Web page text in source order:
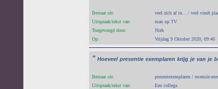
Bestaat uit:
veel zich af in... / veel vindt
Uitspraak/tekst van:
man op TV
Toegevoegd door:
Niek
Op:
Vrijdag 9 Oktober 2020, 09:46
" Hoeveel presentie exemplaren krijg je van je
Bestaat uit:
presentexemplaren / recensie-
Uitspraak/tekst van:
Een collega